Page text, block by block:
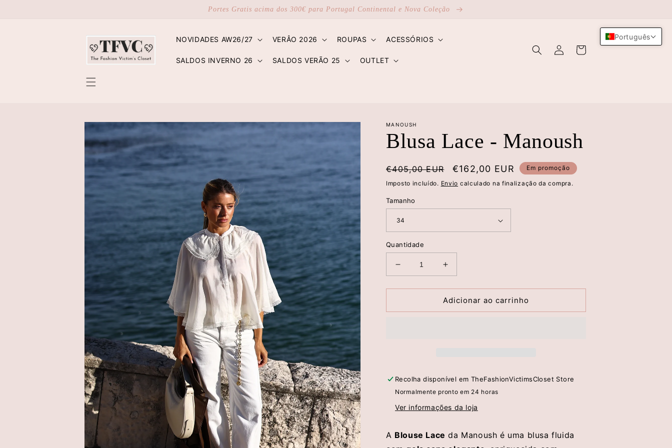
Portes Gratis acima dos 300€ para Portugal Continental e Nova Coleção
NOVIDADES AW26/27 VERÂO 2026 ROUPAS ACESSÓRIOS
SALDOS INVERNO 26 SALDOS VERÃO 25 OUTLET
Iniciar
sessão
Carrinho
a
informação
do produto
MANOUSH
Blusa Lace - Manoush
Preço
normal
€405,00 EUR
Preço
de
€162,00 EUR Em promoção
Imposto incluído. Envio calculado na finalização da compra.
Tamanho
Quantidade
Diminuir
a
quantidade
Blusa
Aumentar
a
quantidade
de
Blusa
Adicionar ao carrinho
Recolha disponível em TheFashionVictimsCloset Store
Normalmente pronto em 24 horas
Ver informações da loja
A Blouse Lace da Manoush é uma blusa fluida
Português